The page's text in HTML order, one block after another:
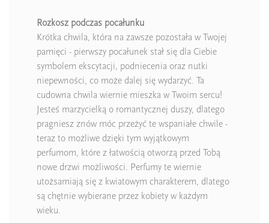
Rozkosz podczas pocałunku
Krótka chwila, która na zawsze pozostała w Twojej
pamięci - pierwszy pocałunek stał się dla Ciebie
symbolem ekscytacji, podniecenia oraz nutki
niepewności, co może dalej się wydarzyć. Ta
cudowna chwila wiernie mieszka w Twoim sercu!
Jesteś marzycielką o romantycznej duszy, dlatego
pragniesz znów móc przeżyć te wspaniałe chwile -
teraz to możliwe dzięki tym wyjątkowym
perfumom, które z łatwością otworzą przed Tobą
nowe drzwi możliwości. Perfumy te wiernie
utożsamiają się z kwiatowym charakterem, dlatego
są chętnie wybierane przez kobiety w każdym
wieku.